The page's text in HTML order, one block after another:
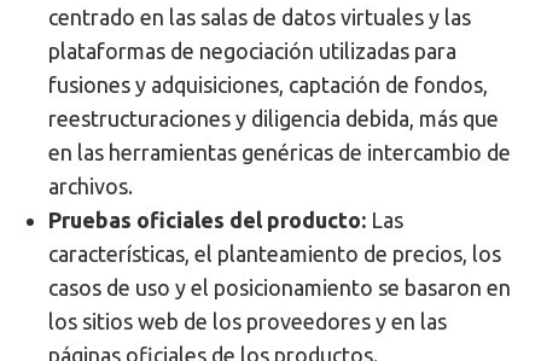
centrado en las salas de datos virtuales y las
plataformas de negociación utilizadas para
fusiones y adquisiciones, captación de fondos,
reestructuraciones y diligencia debida, más que
en las herramientas genéricas de intercambio de
archivos.
Pruebas oficiales del producto: Las
características, el planteamiento de precios, los
casos de uso y el posicionamiento se basaron en
los sitios web de los proveedores y en las
páginas oficiales de los productos.